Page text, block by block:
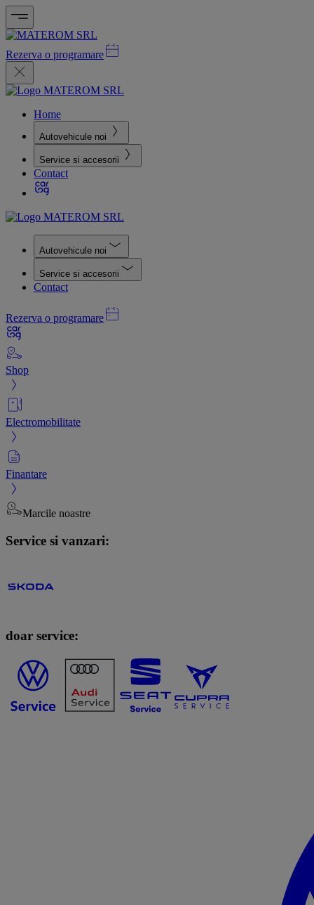
Rezerva o programare
Home
Autovehicule noi
Service si accesorii
Contact
Autovehicule noi
Service si accesorii
Contact
Rezerva o programare
Shop
Electromobilitate
Finantare
Marcile noastre
Service si vanzari:
doar service: